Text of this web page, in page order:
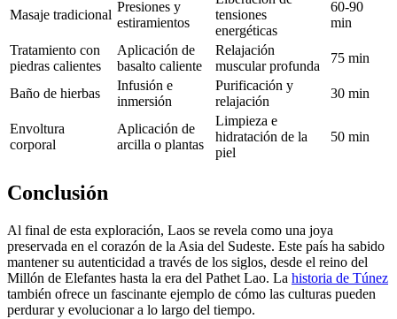
Masaje tradicional
Presiones y
estiramientos
tensiones
energéticas
60-90
min
Tratamiento con
piedras calientes
Aplicación de
basalto caliente
Relajación
muscular profunda
75 min
Baño de hierbas
Infusión e
inmersión
Purificación y
relajación
30 min
Envoltura
corporal
Aplicación de
arcilla o plantas
Limpieza e
hidratación de la
piel
50 min
Conclusión
Al final de esta exploración, Laos se revela como una joya
preservada en el corazón de la Asia del Sudeste. Este país ha sabido
mantener su autenticidad a través de los siglos, desde el reino del
Millón de Elefantes hasta la era del Pathet Lao. La historia de Túnez
también ofrece un fascinante ejemplo de cómo las culturas pueden
perdurar y evolucionar a lo largo del tiempo.